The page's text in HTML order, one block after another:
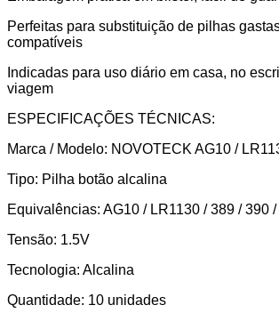
Perfeitas para substituição de pilhas
compatíveis
Indicadas para uso diário em casa, no
viagem
ESPECIFICAÇÕES TÉCNICAS:
Marca / Modelo: NOVOTECK AG10 /
Tipo: Pilha botão alcalina
Equivalências: AG10 / LR1130 / 389 / 390
Tensão: 1.5V
Tecnologia: Alcalina
Quantidade: 10 unidades